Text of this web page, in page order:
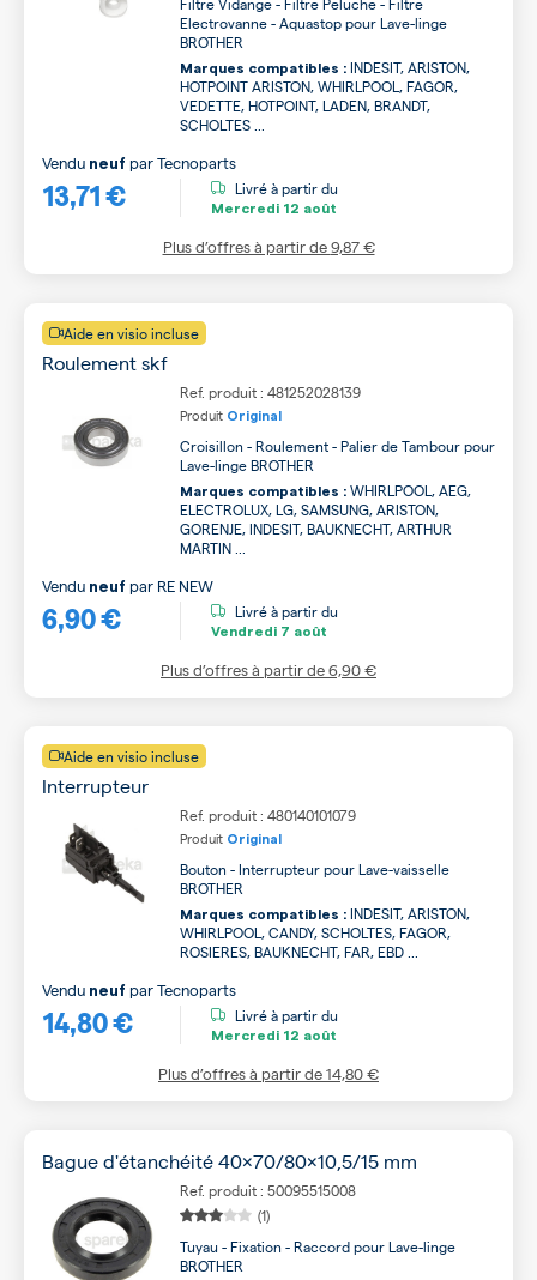
Electrovanne - Aquastop pour Lave-linge
BROTHER
Marques compatibles : INDESIT, ARISTON,
HOTPOINT ARISTON, WHIRLPOOL, FAGOR,
VEDETTE, HOTPOINT, LADEN, BRANDT,
SCHOLTES ...
13,71 €
Vendu neuf parTecnoparts
Livré à partir du
Mercredi 12 août
Plus d’offres à partir de9,87 €
Aide en visio incluse
Roulement skf
Ref. produit : 481252028139
Produit Original
Croisillon - Roulement - Palier de Tambour pour
Lave-linge BROTHER
Marques compatibles : WHIRLPOOL, AEG,
ELECTROLUX, LG, SAMSUNG, ARISTON,
GORENJE, INDESIT, BAUKNECHT, ARTHUR
MARTIN ...
6,90 €
Vendu neuf par RE NEW
Livré à partir du
Vendredi 7 août
Plus d’offres à partir de6,90 €
Aide en visio incluse
Interrupteur
Ref. produit : 480140101079
Produit Original
Bouton - Interrupteur pour Lave-vaisselle
BROTHER
Marques compatibles : INDESIT, ARISTON,
WHIRLPOOL, CANDY, SCHOLTES, FAGOR,
ROSIERES, BAUKNECHT, FAR, EBD ...
14,80 €
Vendu neuf parTecnoparts
Livré à partir du
Mercredi 12 août
Plus d’offres à partir de14,80 €
Bague d'étanchéité 40x70/80x10,5/15 mm
Ref. produit : 50095515008
(1)
Tuyau - Fixation - Raccord pour Lave-linge
BROTHER